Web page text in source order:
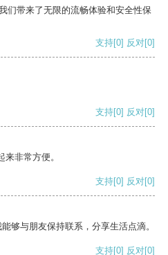
们带来了无限的流畅体验和安全性保
支持[0] 反对[0]
支持[0] 反对[0]
非常方便。
支持[0] 反对[0]
够与朋友保持联系，分享生活点滴。
支持[0] 反对[0]